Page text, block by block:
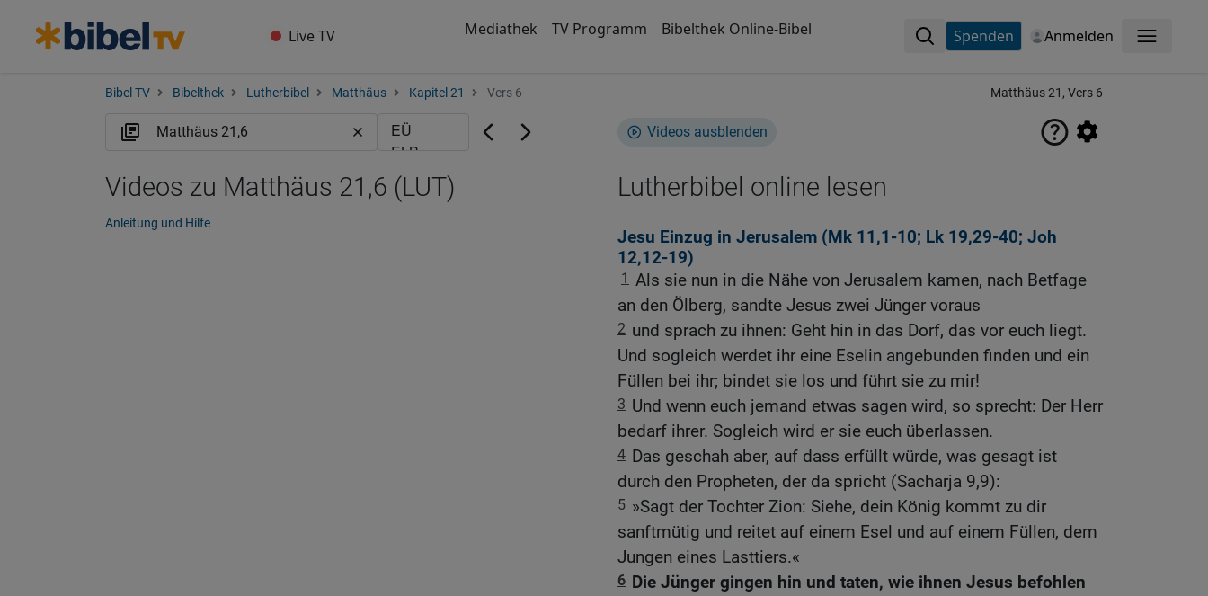
Live TV Mediathek TV Programm Bibelthek Online-Bibel Spenden Anmelden Menü
Bibel TV Bibelthek Lutherbibel Matthäus Kapitel 21 Vers 6 Matthäus 21, Vers 6
Videos ausblenden
Lutherbibel online lesen
Jesu Einzug in Jerusalem (Mk 11,1-10; Lk 19,29-40; Joh
12,12-19)
1 Als sie nun in die Nähe von Jerusalem kamen, nach Betfage
an den Ölberg, sandte Jesus zwei Jünger voraus
2 und sprach zu ihnen: Geht hin in das Dorf, das vor euch liegt.
Und sogleich werdet ihr eine Eselin angebunden finden und ein
Füllen bei ihr; bindet sie los und führt sie zu mir!
3 Und wenn euch jemand etwas sagen wird, so sprecht: Der Herr
bedarf ihrer. Sogleich wird er sie euch überlassen.
4 Das geschah aber, auf dass erfüllt würde, was gesagt ist
durch den Propheten, der da spricht (Sacharja 9,9):
5 »Sagt der Tochter Zion: Siehe, dein König kommt zu dir
sanftmütig und reitet auf einem Esel und auf einem Füllen, dem
Jungen eines Lasttiers.«
6 Die Jünger gingen hin und taten, wie ihnen Jesus befohlen
Videos zu Matthäus 21,6 (LUT)
Anleitung und Hilfe